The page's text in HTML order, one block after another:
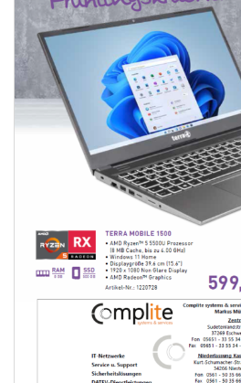
Sicherheitslösungen
DATEV-Dienstleistungen
Kommunikationssysteme
Hard- & Softwarevertrieb
Kontakt
Impressum
Datenschutz
Soforthilfe